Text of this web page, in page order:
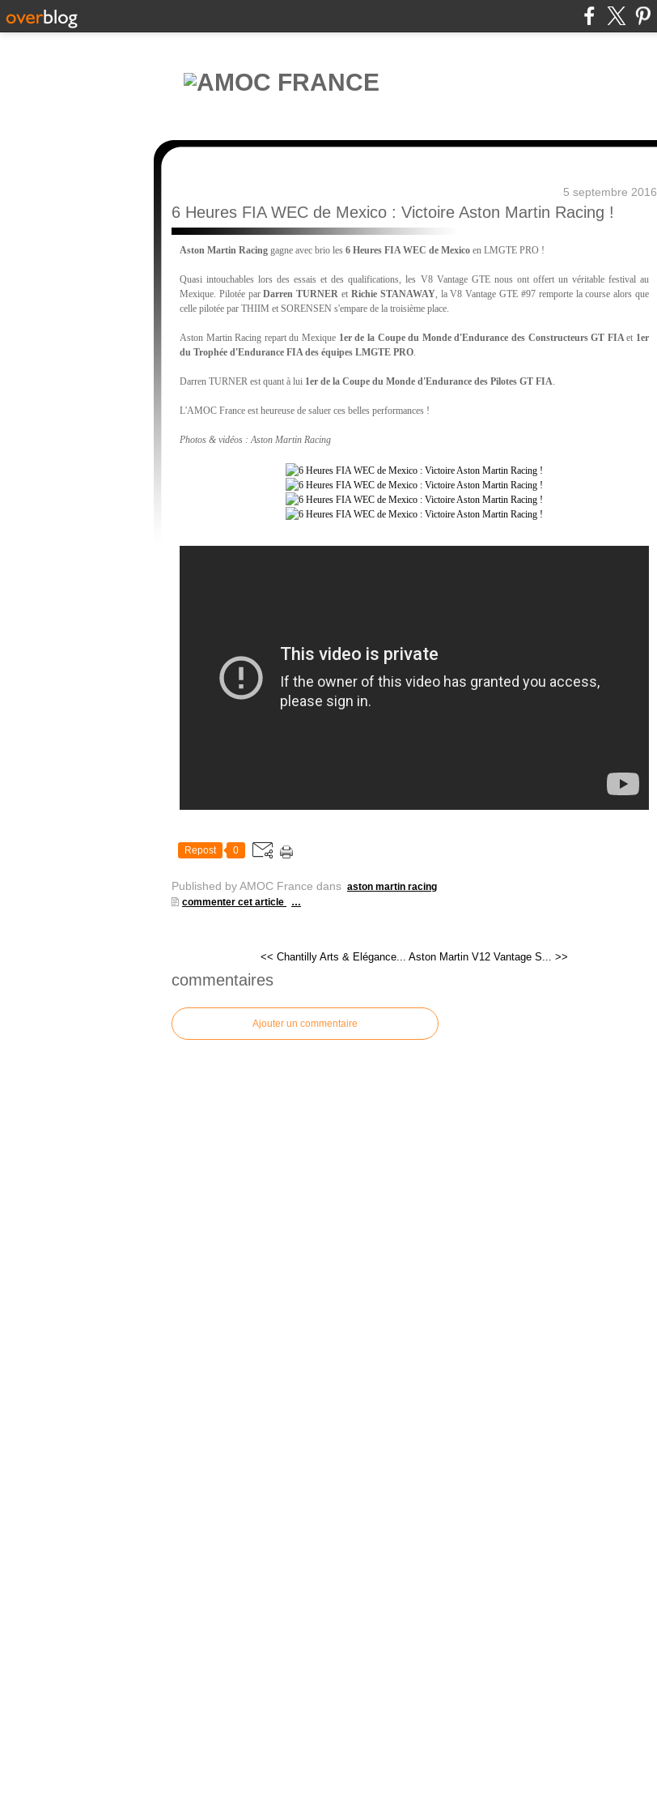
5 septembre 2016
6 Heures FIA WEC de Mexico : Victoire Aston Martin Racing !
Aston Martin Racing gagne avec brio les 6 Heures FIA WEC de Mexico en LMGTE PRO !
Quasi intouchables lors des essais et des qualifications, les V8 Vantage GTE nous ont offert un véritable festival au
Mexique. Pilotée parDarren TURNER et Richie STANAWAY, la V8 Vantage GTE #97 remporte la course alors que
celle pilotée par THIIM et SORENSEN s'empare de la troisième place.
Aston Martin Racing repart du Mexique 1er de la Coupe du Monde d'Endurance des Constructeurs GT FIAet 1er
du Trophée d'Endurance FIA des équipes LMGTE PRO.
Darren TURNER est quant à lui 1er de la Coupe du Monde d'Endurance des Pilotes GT FIA.
L'AMOC France est heureuse de saluer ces belles performances !
Photos & vidéos : Aston Martin Racing
Repost 0
Published by AMOC France dans aston martin racing
commenter cet article
…
<< Chantilly Arts & Elégance... Aston Martin V12 Vantage S... >>
commentaires
Ajouter un commentaire